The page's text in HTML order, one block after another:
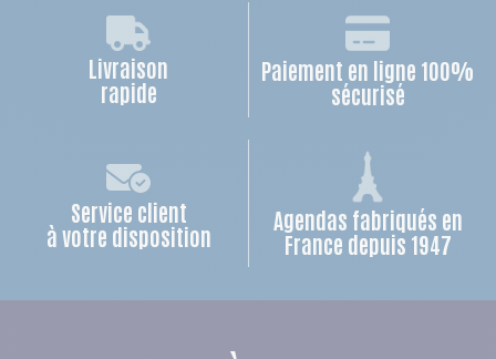
Livraison
rapide
Paiement en ligne 100%
sécurisé
Service client
à votre disposition
Agendas fabriqués en
France depuis 1947